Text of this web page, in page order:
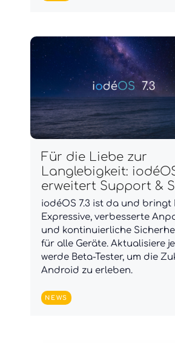
Für die Liebe zur
Langlebigkeit:
erweitert Support &
iodéOS 7.3 ist da und bringt
Expressive, verbesserte
und kontinuierliche
für alle Geräte. Aktualisiere
werde Beta-Tester, um die
Android zu erleben.
NEWS